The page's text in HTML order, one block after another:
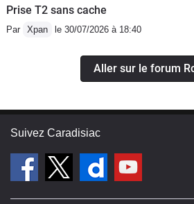
Prise T2 sans cache
Par Xpan le 30/07/2026 à 18:40
Aller sur le forum
Suivez Caradisiac